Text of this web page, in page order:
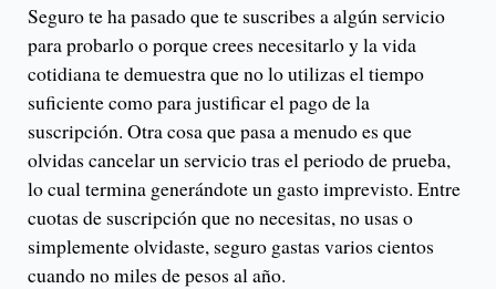
Seguro te ha pasado que te suscribes a algún servicio
para probarlo o porque crees necesitarlo y la vida
cotidiana te demuestra que no lo utilizas el tiempo
suficiente como para justificar el pago de la
suscripción. Otra cosa que pasa a menudo es que
olvidas cancelar un servicio tras el periodo de prueba,
lo cual termina generándote un gasto imprevisto. Entre
cuotas de suscripción que no necesitas, no usas o
simplemente olvidaste, seguro gastas varios cientos
cuando no miles de pesos al año.